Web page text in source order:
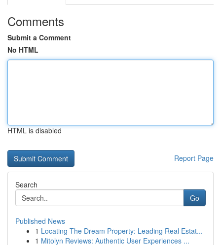
Comments
Submit a Comment
No HTML
HTML is disabled
Report Page
Search
Go
Published News
1 Locating The Dream Property: Leading Real Estat...
1 Mitolyn Reviews: Authentic User Experiences ...